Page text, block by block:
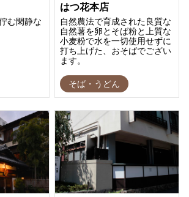
む閑静な
はつ花本店
自然農法で育成された良質な
自然薯を卵とそば粉と上質な
小麦粉で水を一切使用せずに
打ち上げた、おそばでござい
ます。
そば・うどん